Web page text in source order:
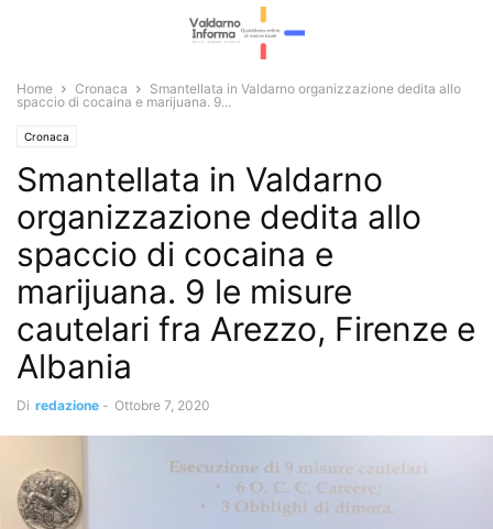
Home Cronaca
Smantellata in Valdarno organizzazione dedita allo
spaccio di cocaina e marijuana. 9...
Cronaca
Smantellata in Valdarno
organizzazione dedita allo
spaccio di cocaina e
marijuana. 9 le misure
cautelari fra Arezzo, Firenze e
Albania
Di redazione - Ottobre 7, 2020